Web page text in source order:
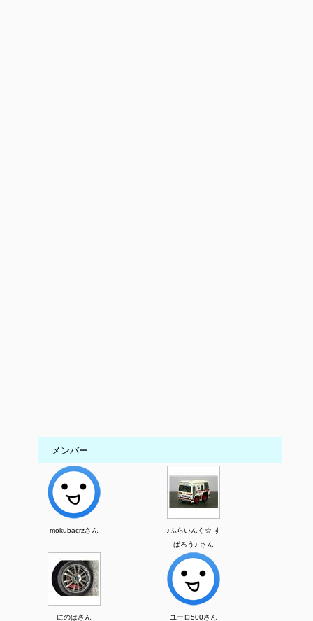
メンバー
mokubacrzさん
♪ふらいんぐ☆ す
ぱろう♪ さん
にのはさん ユーロ500さん